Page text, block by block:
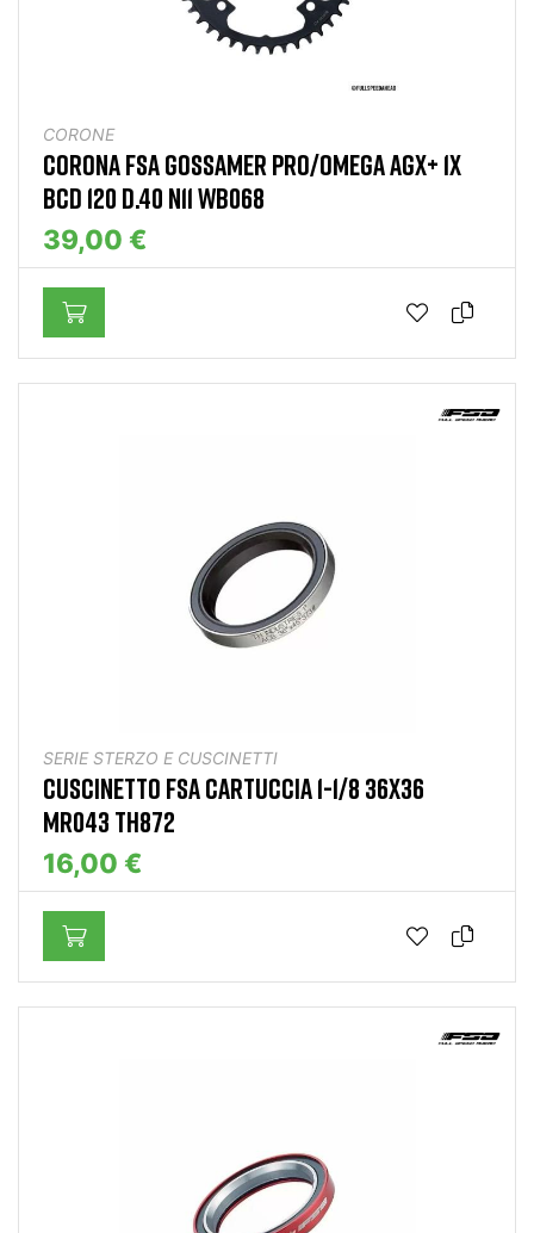
CORONE
CORONA FSA GOSSAMER PRO/OMEGA AGX+ 1X
BCD 120 D.40 N11 WB068
39,00 €
SERIE STERZO E CUSCINETTI
CUSCINETTO FSA CARTUCCIA 1-1/8 36X36
MR043 TH872
16,00 €